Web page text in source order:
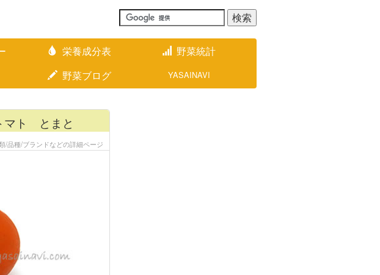
栄養成分表
野菜統計
野菜ブログ YASAINAVI
マト とまと
/品種/ブランドなどの詳細ページ